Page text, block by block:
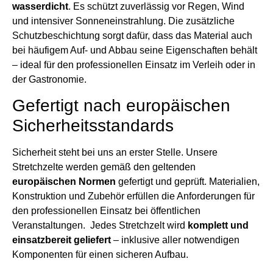
wasserdicht. Es schützt zuverlässig vor Regen, Wind
und intensiver Sonneneinstrahlung. Die zusätzliche
Schutzbeschichtung sorgt dafür, dass das Material auch
bei häufigem Auf- und Abbau seine Eigenschaften behält
– ideal für den professionellen Einsatz im Verleih oder in
der Gastronomie.
Gefertigt nach europäischen
Sicherheitsstandards
Sicherheit steht bei uns an erster Stelle. Unsere
Stretchzelte werden gemäß den geltenden
europäischen Normen gefertigt und geprüft. Materialien,
Konstruktion und Zubehör erfüllen die Anforderungen für
den professionellen Einsatz bei öffentlichen
Veranstaltungen. Jedes Stretchzelt wird komplett und
einsatzbereit geliefert – inklusive aller notwendigen
Komponenten für einen sicheren Aufbau.